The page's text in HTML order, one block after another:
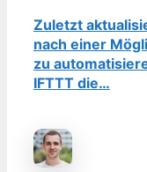
Zuletzt
nach einer
zu
IFTTT die…